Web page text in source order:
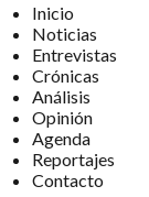
Inicio
Noticias
Entrevistas
Crónicas
Análisis
Opinión
Agenda
Reportajes
Contacto